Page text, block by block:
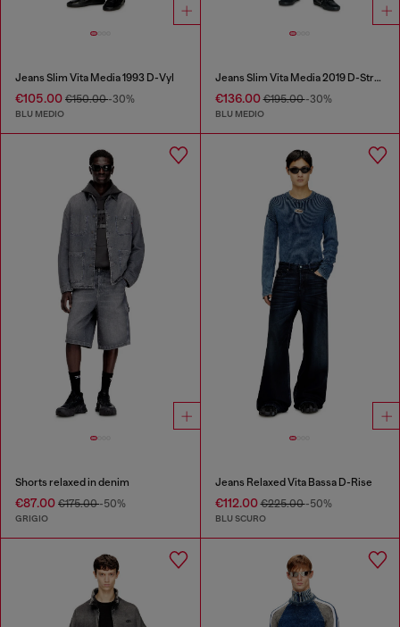
Jeans Slim Vita Media 1993 D-Vyl
€105.00 €150.00-30%
BLU MEDIO
Jeans Slim Vita Media 2019 D-Strukt
€136.00€195.00-30%
BLU MEDIO
Shorts relaxed in denim
€87.00 €175.00-50%
GRIGIO
Jeans Relaxed Vita Bassa D-Rise
€112.00€225.00-50%
BLU SCURO